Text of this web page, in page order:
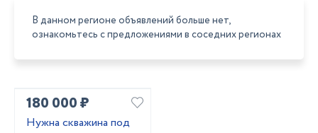
В данном регионе объявлений больше нет,
ознакомьтесь с предложениями в соседних регионах
180 000 ₽
Нужна скважина под